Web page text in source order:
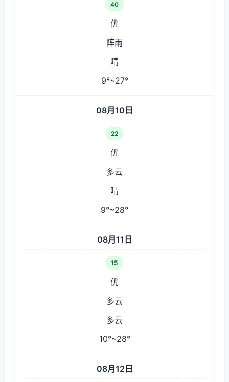
40
优
阵雨
晴
9°~27°
08月10日
22
优
多云
晴
9°~28°
08月11日
15
优
多云
多云
10°~28°
08月12日